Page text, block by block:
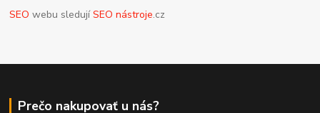
SEO webu sledujíSEO nástroje.cz
Prečo nakupovať u nás?